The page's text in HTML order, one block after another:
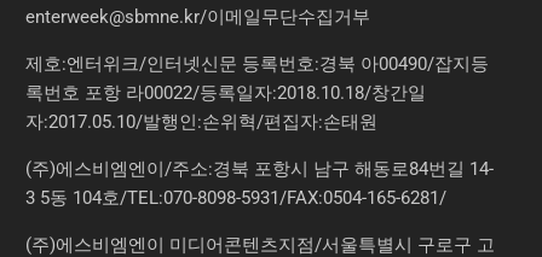
enterweek@sbmne.kr/이메일무단수집거부
제호:엔터위크/인터넷신문 등록번호:경북 아00490/잡지등
록번호 포항 라00022/등록일자:2018.10.18/창간일
자:2017.05.10/발행인:손위혁/편집자:손태원
(주)에스비엠엔이/주소:경북 포항시 남구 해동로84번길 14-
3 5동 104호/TEL:070-8098-5931/FAX:0504-165-6281/
(주)에스비엠엔이 미디어콘텐츠지점/서울특별시 구로구 고